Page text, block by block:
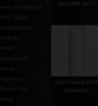
Abito francescano
Abito Talare
Acquasantiere
Ampolle
Anelli
Applicazioni
Arazzi
Aspersori
Bordi e Pizzi
Borse
pasquale tipo V
cero mensa 8x24
col.bianco